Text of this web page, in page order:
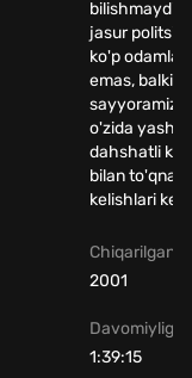
bilishmaydi.
jasur
ko'p odamlar
emas, balki
o'zida
dahshatli
bilan
kelishlari
Chiqarilgan
2001
Davomiyligi
1:39:15